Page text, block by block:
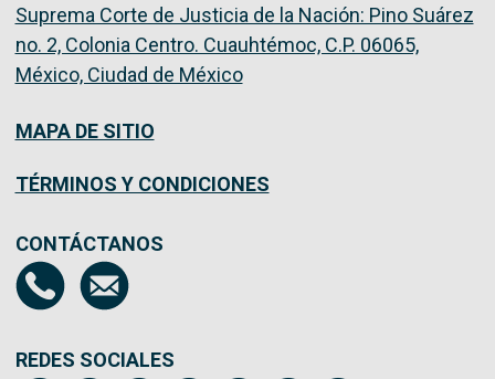
Suprema Corte de Justicia de la Nación: Pino Suárez
no. 2, Colonia Centro. Cuauhtémoc, C.P. 06065,
México, Ciudad de México
MAPA DE SITIO
TÉRMINOS Y CONDICIONES
CONTÁCTANOS
REDES SOCIALES